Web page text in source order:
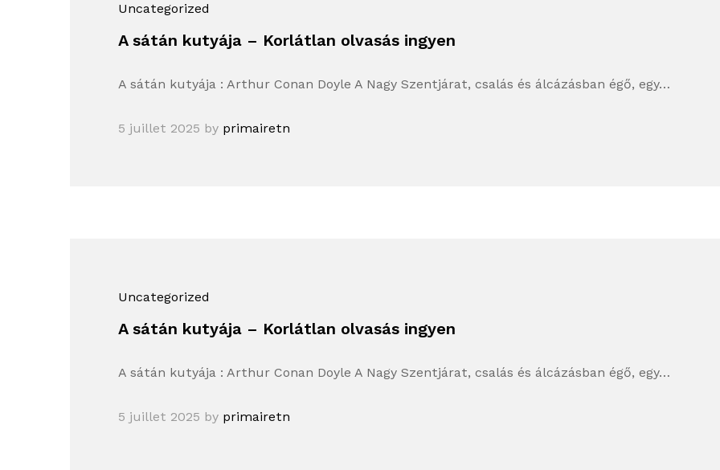
Uncategorized
A sátán kutyája – Korlátlan olvasás ingyen
A sátán kutyája : Arthur Conan Doyle A Nagy Szentjárat, csalás és álcázásban égő, egy…
5 juillet 2025 by primairetn
Uncategorized
A sátán kutyája – Korlátlan olvasás ingyen
A sátán kutyája : Arthur Conan Doyle A Nagy Szentjárat, csalás és álcázásban égő, egy…
5 juillet 2025 by primairetn